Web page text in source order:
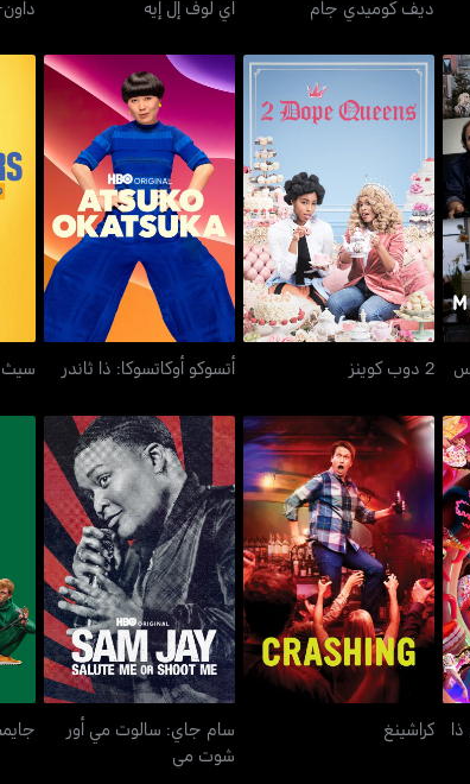
ديف كوميدي جام آي لوف إل إيه
2 دوب كوينز
2 دوب كوينز
أتسوكو أوكاتسوكا: ذا ثاندر
أتسوكو أوكاتسوكا: ذا ثاندر سيث
ذا
كراشينغ
كراشينغ
سام جاي: سالوت مي أور
شوت مي
سام جاي: سالوت مي أور
شوت مي